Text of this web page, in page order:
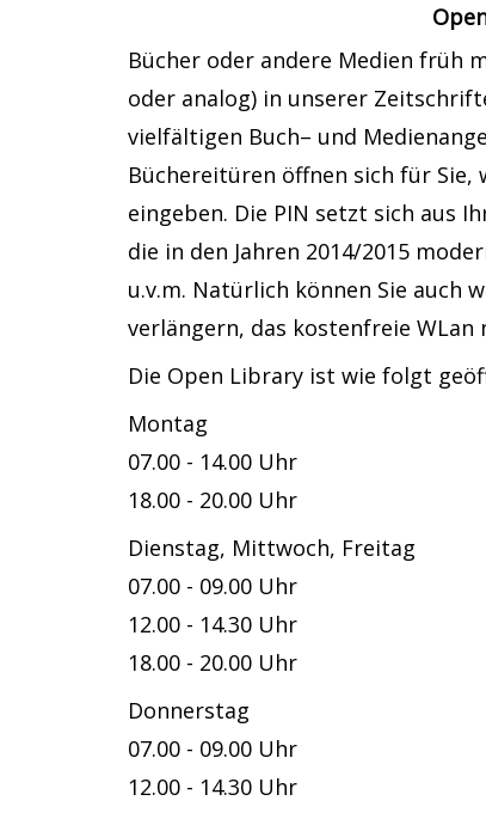
Bücher oder andere Medien früh
oder analog) in unserer
vielfältigen Buch– und
Büchereitüren öffnen sich für
eingeben. Die PIN setzt sich aus
die in den Jahren 2014/2015
u.v.m. Natürlich können Sie auch
verlängern, das kostenfreie WLan
Die Open Library ist wie folgt
Montag
07.00 - 14.00 Uhr
18.00 - 20.00 Uhr
Dienstag, Mittwoch, Freitag
07.00 - 09.00 Uhr
12.00 - 14.30 Uhr
18.00 - 20.00 Uhr
Donnerstag
07.00 - 09.00 Uhr
12.00 - 14.30 Uhr